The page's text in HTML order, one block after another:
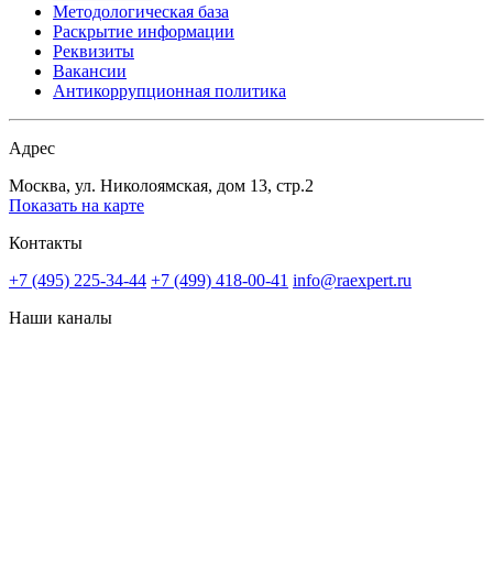
Методологическая база
Раскрытие информации
Реквизиты
Вакансии
Антикоррупционная политика
Адрес
Москва, ул. Николоямская, дом 13, стр.2
Показать на карте
Контакты
+7 (495) 225-34-44 +7 (499) 418-00-41 info@raexpert.ru
Наши каналы